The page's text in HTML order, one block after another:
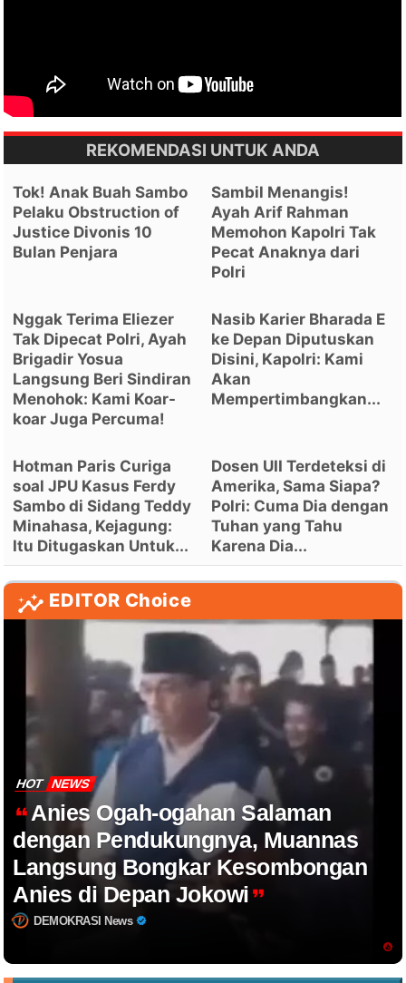
REKOMENDASI UNTUK ANDA
Tok! Anak Buah Sambo
Pelaku Obstruction of
Justice Divonis 10
Bulan Penjara
Sambil Menangis!
Ayah Arif Rahman
Memohon Kapolri Tak
Pecat Anaknya dari
Polri
Nggak Terima Eliezer
Tak Dipecat Polri, Ayah
Brigadir Yosua
Langsung Beri Sindiran
Menohok: Kami Koar-
koar Juga Percuma!
Nasib Karier Bharada E
ke Depan Diputuskan
Disini, Kapolri: Kami
Akan
Mempertimbangkan...
Hotman Paris Curiga
soal JPU Kasus Ferdy
Sambo di Sidang Teddy
Minahasa, Kejagung:
Itu Ditugaskan Untuk...
Dosen UII Terdeteksi di
Amerika, Sama Siapa?
Polri: Cuma Dia dengan
Tuhan yang Tahu
Karena Dia...
EDITOR Choice
HOT NEWS
Anies Ogah-ogahan Salaman
dengan Pendukungnya, Muannas
Langsung Bongkar Kesombongan
Anies di Depan Jokowi
DEMOKRASI News